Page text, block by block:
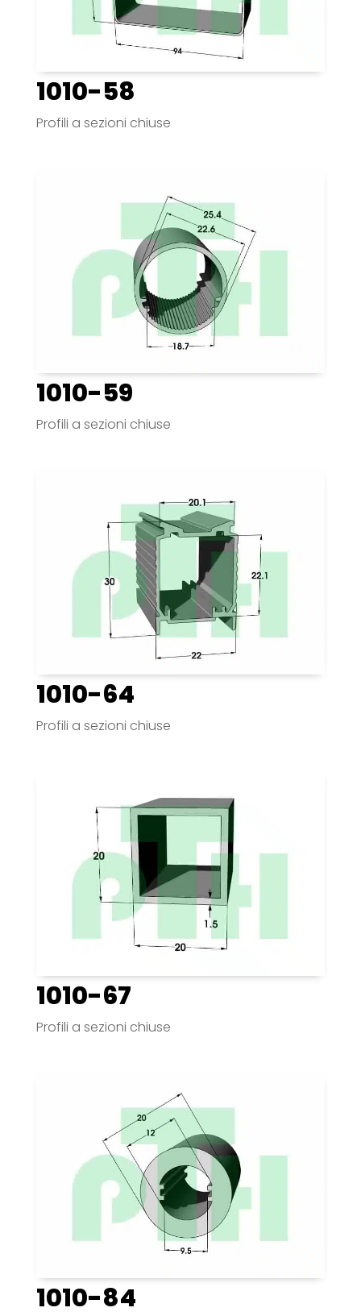
1010-58
Profili a sezioni chiuse
1010-59
Profili a sezioni chiuse
1010-64
Profili a sezioni chiuse
1010-67
Profili a sezioni chiuse
1010-84